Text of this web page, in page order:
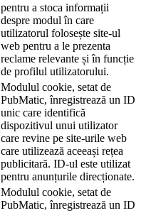
pentru a stoca informații
despre modul în care
utilizatorul folosește site-ul
web pentru a le prezenta
reclame relevante și în funcție
de profilul utilizatorului.
Modulul cookie, setat de
PubMatic, înregistrează un ID
unic care identifică
dispozitivul unui utilizator
care revine pe site-urile web
care utilizează aceeași rețea
publicitară. ID-ul este utilizat
pentru anunțurile direcționate.
Modulul cookie, setat de
PubMatic, înregistrează un ID